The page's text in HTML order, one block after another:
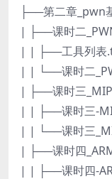
├──第二章_pwn
| ├──课时二
| | ├──工具列表
| | └──课时二
| ├──课时三
| | ├──课时三-
| | └──课时三
| ├──课时四
| | ├──课时四-